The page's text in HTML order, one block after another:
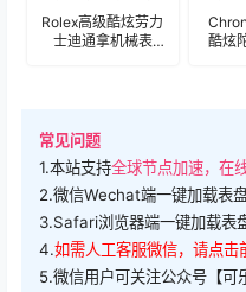
Rolex高级酷炫劳力
士迪通拿机械表
酷炫
常见问题
1.本站支持全球节点加速，在
2.微信Wechat端一键加载表
3.Safari浏览器端一键加载表
4.如需人工客服微信，请点击
5.微信用户可关注公众号【可